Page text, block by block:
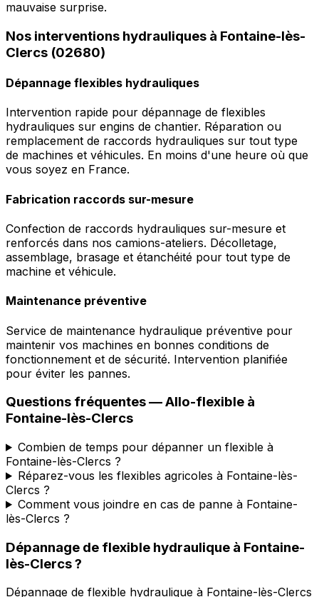
mauvaise surprise.
Nos interventions hydrauliques à Fontaine-lès-
Clercs (02680)
Dépannage flexibles hydrauliques
Intervention rapide pour dépannage de flexibles
hydrauliques sur engins de chantier. Réparation ou
remplacement de raccords hydrauliques sur tout type
de machines et véhicules. En moins d'une heure où que
vous soyez en France.
Fabrication raccords sur-mesure
Confection de raccords hydrauliques sur-mesure et
renforcés dans nos camions-ateliers. Décolletage,
assemblage, brasage et étanchéité pour tout type de
machine et véhicule.
Maintenance préventive
Service de maintenance hydraulique préventive pour
maintenir vos machines en bonnes conditions de
fonctionnement et de sécurité. Intervention planifiée
pour éviter les pannes.
Questions fréquentes —Allo-flexible à
Fontaine-lès-Clercs
Combien de temps pour dépanner un flexible à
Fontaine-lès-Clercs ?
Réparez-vous les flexibles agricoles à Fontaine-lès-
Clercs ?
Comment vous joindre en cas de panne à Fontaine-
lès-Clercs ?
Dépannage de flexible hydraulique à Fontaine-
lès-Clercs?
Dépannage de flexible hydraulique à Fontaine-lès-Clercs